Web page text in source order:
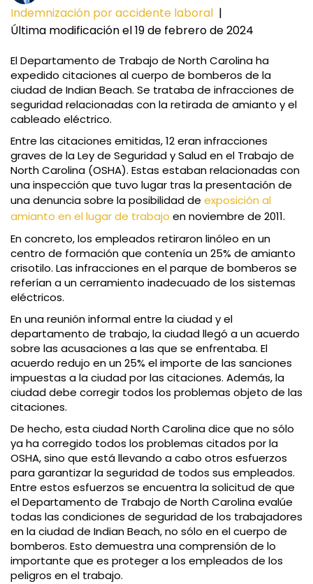
Indemnización por accidente laboral |
Última modificación el 19 de febrero de 2024
El Departamento de Trabajo de North Carolina ha
expedido citaciones al cuerpo de bomberos de la
ciudad de Indian Beach. Se trataba de infracciones de
seguridad relacionadas con la retirada de amianto y el
cableado eléctrico.
Entre las citaciones emitidas, 12 eran infracciones
graves de la Ley de Seguridad y Salud en el Trabajo de
North Carolina (OSHA). Estas estaban relacionadas con
una inspección que tuvo lugar tras la presentación de
una denuncia sobre la posibilidad de exposición al
amianto en el lugar de trabajo en noviembre de 2011.
En concreto, los empleados retiraron linóleo en un
centro de formación que contenía un 25% de amianto
crisotilo. Las infracciones en el parque de bomberos se
referían a un cerramiento inadecuado de los sistemas
eléctricos.
En una reunión informal entre la ciudad y el
departamento de trabajo, la ciudad llegó a un acuerdo
sobre las acusaciones a las que se enfrentaba. El
acuerdo redujo en un 25% el importe de las sanciones
impuestas a la ciudad por las citaciones. Además, la
ciudad debe corregir todos los problemas objeto de las
citaciones.
De hecho, esta ciudad North Carolina dice que no sólo
ya ha corregido todos los problemas citados por la
OSHA, sino que está llevando a cabo otros esfuerzos
para garantizar la seguridad de todos sus empleados.
Entre estos esfuerzos se encuentra la solicitud de que
el Departamento de Trabajo de North Carolina evalúe
todas las condiciones de seguridad de los trabajadores
en la ciudad de Indian Beach, no sólo en el cuerpo de
bomberos. Esto demuestra una comprensión de lo
importante que es proteger a los empleados de los
peligros en el trabajo.